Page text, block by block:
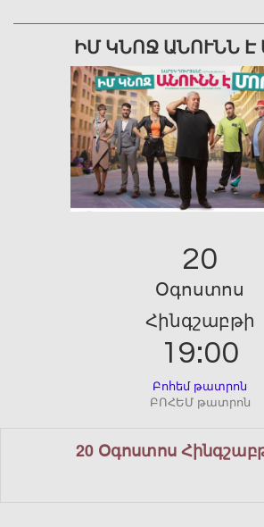
ԻՄ ԿՆՈՋ ԱՆՈՒՆՆ Է
20
Օգոստոս
Հինգշաբթի
19:00
Բոհեմ թատրոն
ԲՈՀԵՄ թատրոն
20 Օգոստոս